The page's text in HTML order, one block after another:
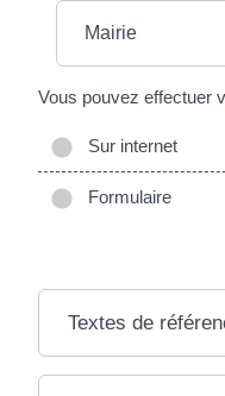
Mairie
Vous pouvez effectuer
Sur internet
Formulaire
Textes de